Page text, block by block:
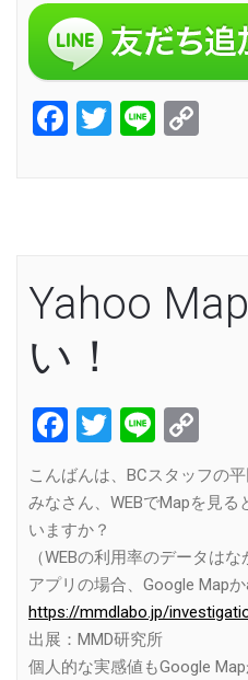
Facebook
Twitter
Line
Yahoo
い！
Facebook
Twitter
Line
こんばんは、BCスタッフの平
みなさん、WEBでMapを見
いますか？
（WEBの利用率のデータはな
アプリの場合、Google Map
https://mmdlabo.jp/
出展：MMD研究所
個人的な実感値もGoogle Map